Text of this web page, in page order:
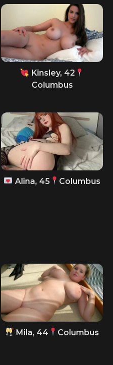
Kinsley, 42
Columbus
Alina, 45 Columbus
Mila, 44 Columbus